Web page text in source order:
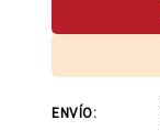
ENVÍO: